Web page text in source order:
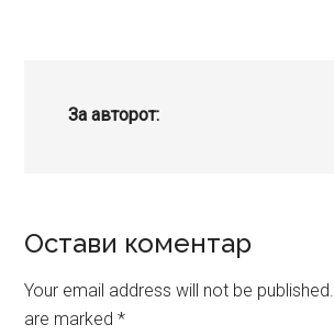
За авторот:
Reader
Interactions
Остави коментар
Your email address will not be published.
are marked*